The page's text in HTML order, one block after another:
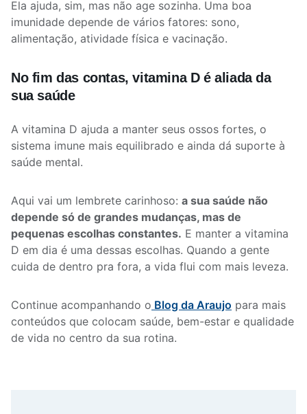
Ela ajuda, sim, mas não age sozinha. Uma boa
imunidade depende de vários fatores: sono,
alimentação, atividade física e vacinação.
No fim das contas, vitamina D é aliada da
sua saúde
A vitamina D ajuda a manter seus ossos fortes, o
sistema imune mais equilibrado e ainda dá suporte à
saúde mental.
Aqui vai um lembrete carinhoso: a sua saúde não
depende só de grandes mudanças, mas de
pequenas escolhas constantes. E manter a vitamina
D em dia é uma dessas escolhas. Quando a gente
cuida de dentro pra fora, a vida flui com mais leveza.
Continue acompanhando o Blog da Araujo para mais
conteúdos que colocam saúde, bem-estar e qualidade
de vida no centro da sua rotina.